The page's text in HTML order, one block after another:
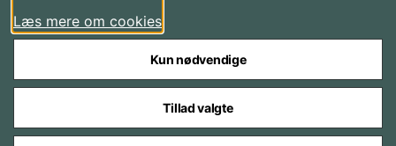
Styrelser og myndigheder under Forsvarsministeriet
Læs mere om cookies
Kun nødvendige
Tillad valgte